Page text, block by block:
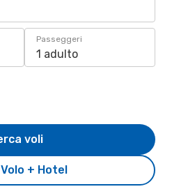
Passeggeri
1 adulto
+ Hotel
voli